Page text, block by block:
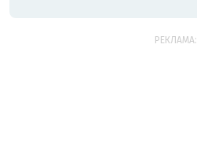
РЕКЛАМА: